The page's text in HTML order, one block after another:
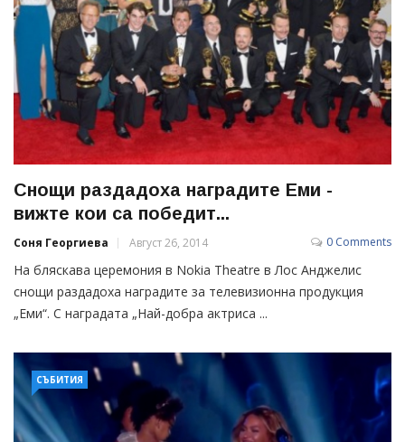
Снощи раздадоха наградите Еми -
вижте кои са победит...
Соня Георгиева Август 26, 2014 0 Comments
На бляскава церемония в Nokia Theatre в Лос Анджелис
снощи раздадоха наградите за телевизионна продукция
„Еми“. С наградата „Най-добра актриса ...
СЪБИТИЯ